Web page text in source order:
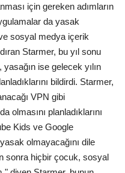
için gereken adımların
da yasak
sosyal medya içerik
Starmer, bu yıl sonu
ise gelecek yılın
bildirdi. Starmer,
VPN gibi
olmasını planladıklarını
Kids ve Google
olmayacağını dile
sonra hiçbir çocuk, sosyal